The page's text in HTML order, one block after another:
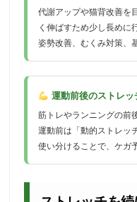
代謝アップや猫背改善を
く伸ばすため少し長めに
姿勢改善、むくみ対策、
運動前後のストレッ
筋トレやランニングの前
運動前は「動的ストレッ
使い分けることで、ケガ